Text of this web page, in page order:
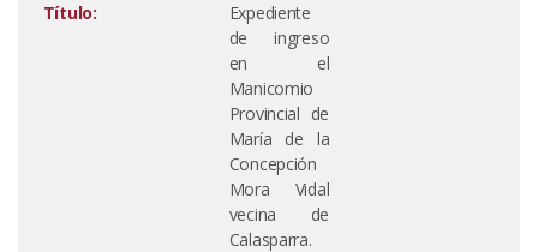
Título:
Expediente
de ingreso
en el
Manicomio
Provincial de
María de la
Concepción
Mora Vidal
vecina de
Calasparra.